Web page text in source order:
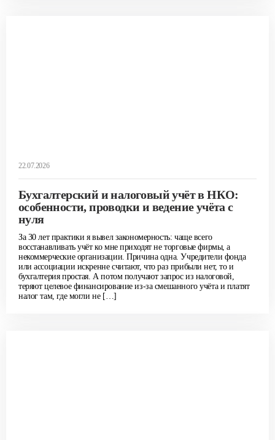
22.07.2026
Бухгалтерский и налоговый учёт в НКО:
особенности, проводки и ведение учёта с
нуля
За 30 лет практики я вывел закономерность: чаще всего
восстанавливать учёт ко мне приходят не торговые фирмы, а
некоммерческие организации. Причина одна. Учредители фонда
или ассоциации искренне считают, что раз прибыли нет, то и
бухгалтерия простая. А потом получают запрос из налоговой,
теряют целевое финансирование из-за смешанного учёта и платят
налог там, где могли не […]